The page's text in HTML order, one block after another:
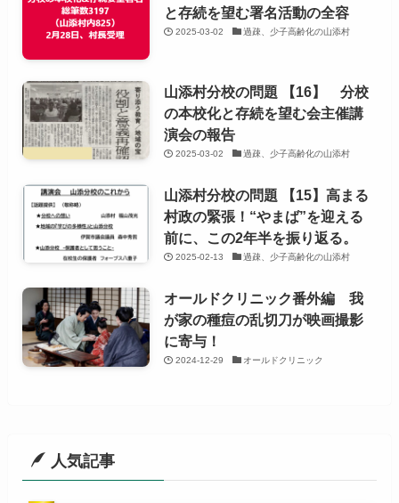
と存続を望む署名活動の全容
2025-03-02 過疎、少子高齢化の山添村
山添村分校の問題 【16】 分校
の本校化と存続を望む会主催講
演会の報告
2025-03-02 過疎、少子高齢化の山添村
山添村分校の問題 【15】高まる
村政の緊張！“やまば”を迎える
前に、この2年半を振り返る。
2025-02-13 過疎、少子高齢化の山添村
オールドクリニック番外編 我
が家の種痘の乱切刀が映画撮影
に寄与！
2024-12-29 オールドクリニック
人気記事